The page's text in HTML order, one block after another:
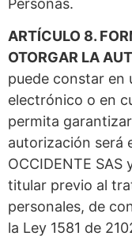
Personas.
ARTÍCULO 8.
OTORGAR LA
puede constar en
electrónico o en
permita
autorización será
OCCIDENTE
titular previo al
personales, de
la Ley 1581 de